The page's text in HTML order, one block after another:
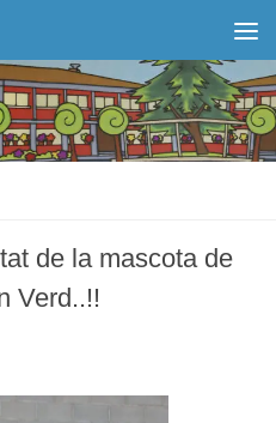
de la mascota de
Verd..!!